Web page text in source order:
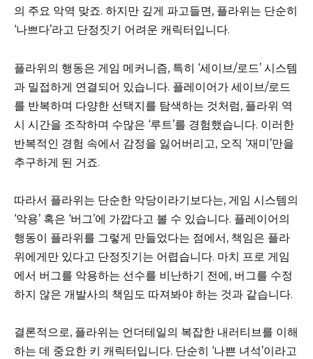
의 주요 악역 맞죠. 하지만 깊게 파고들면, 플라위는 단순히
‘나쁘다’라고 단정짓기 어려운 캐릭터입니다.
플라위의 행동은 게임 메커니즘, 특히 ‘세이브/로드’ 시스템
과 밀접하게 연결되어 있습니다. 플레이어가 세이브/로드
를 반복하며 다양한 선택지를 탐색하는 것처럼, 플라위 역
시 시간을 조작하며 수많은 ‘루트’를 경험했습니다. 이러한
반복적인 경험 속에서 감정을 잃어버리고, 오직 ‘재미’만을
추구하게 된 거죠.
따라서 플라위는 단순한 악당이라기보다는, 게임 시스템의
‘악용’ 혹은 ‘버그’에 가깝다고 볼 수 있습니다. 플레이어의
행동이 플라위를 그렇게 만들었다는 점에서, 책임은 플라
위에게만 있다고 단정짓기는 어렵습니다. 마치 프로 게임
에서 버그를 악용하는 선수를 비난하기 전에, 버그를 수정
하지 않은 개발사의 책임도 따져봐야 하는 것과 같습니다.
결론적으로, 플라위는 언더테일의 복잡한 내러티브를 이해
하는 데 중요한 키 캐릭터입니다. 단순히 ‘나쁜 녀석’이라고